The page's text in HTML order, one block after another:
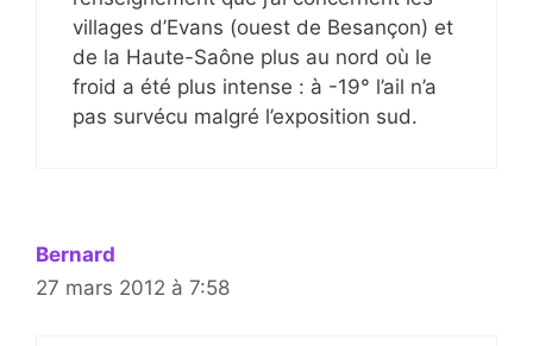
villages d’Evans (ouest de Besançon) et
de la Haute-Saône plus au nord où le
froid a été plus intense : à -19° l’ail n’a
pas survécu malgré l’exposition sud.
Bernard
27 mars 2012 à 7:58